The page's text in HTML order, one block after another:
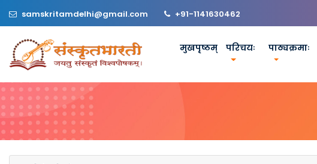
samskritamdelhi@gmail.com +91-1141630462
मुखपृष्ठम् परिचयः पाठ्यक्रमाः